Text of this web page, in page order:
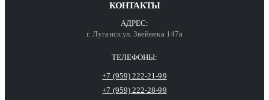
КОНТАКТЫ
АДРЕС:
г. Луганск ул. Звейнека 147а
ТЕЛЕФОНЫ:
+7 (959) 222-21-99
+7 (959) 222-28-99